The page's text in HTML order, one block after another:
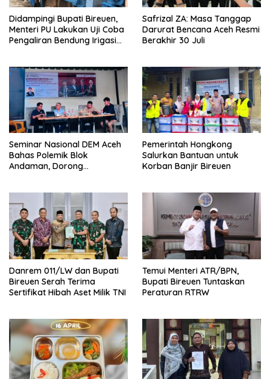
Didampingi Bupati Bireuen,
Menteri PU Lakukan Uji Coba
Pengaliran Bendung Irigasi
Safrizal ZA: Masa Tanggap
Darurat Bencana Aceh Resmi
Berakhir 30 Juli
Seminar Nasional DEM Aceh
Bahas Polemik Blok
Andaman, Dorong
Pemerintah Hongkong
Salurkan Bantuan untuk
Korban Banjir Bireuen
Danrem 011/LW dan Bupati
Bireuen Serah Terima
Sertifikat Hibah Aset Milik TNI
Temui Menteri ATR/BPN,
Bupati Bireuen Tuntaskan
Peraturan RTRW